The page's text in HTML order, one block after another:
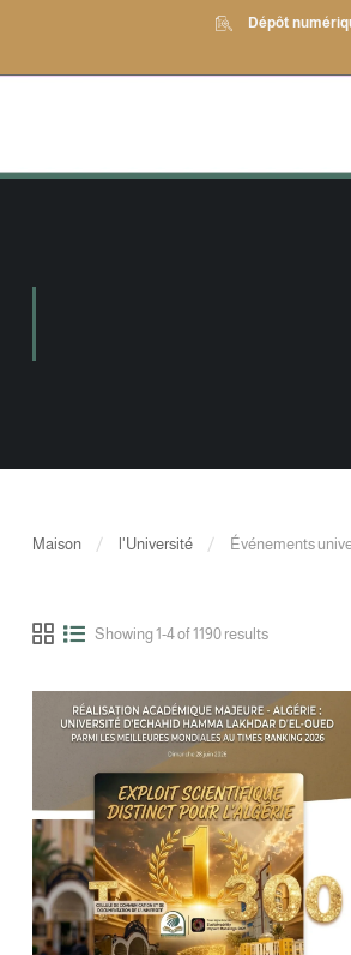
Dépôt
Maison l'Université Événements
Showing 1-4 of 1190 results